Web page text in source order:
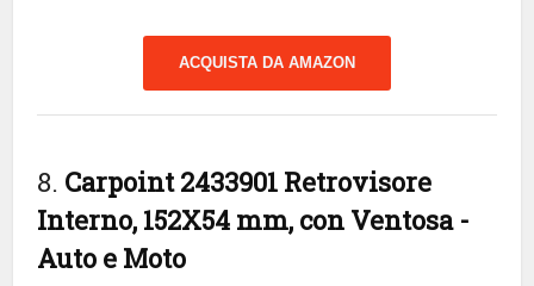
ACQUISTA DA AMAZON
8. Carpoint 2433901 Retrovisore
Interno, 152X54 mm, con Ventosa -
Auto e Moto